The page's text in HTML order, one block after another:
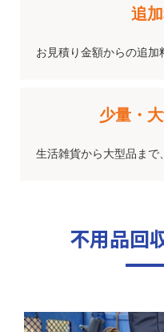
追
お見積り金額からの追加
少量・
生活雑貨から大型品まで
不用品回